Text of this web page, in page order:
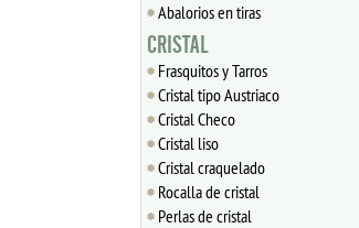
Abalorios en tiras
CRISTAL
Frasquitos y Tarros
Cristal tipo Austriaco
Cristal Checo
Cristal liso
Cristal craquelado
Rocalla de cristal
Perlas de cristal